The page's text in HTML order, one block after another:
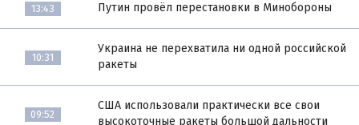
13:43 Путин провёл перестановки в Минобороны
10:31
Украина не перехватила ни одной российской
ракеты
09:52
США использовали практически все свои
высокоточные ракеты большой дальности